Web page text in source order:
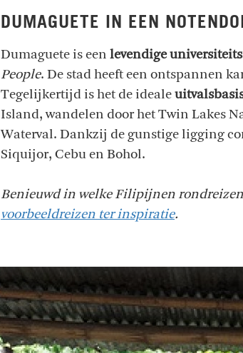
DUMAGUETE IN EEN
Dumaguete is een levendige
People. De stad heeft een ontspannen
Tegelijkertijd is het de ideale
Island, wandelen door het Twin Lakes
Waterval. Dankzij de gunstige ligging
Siquijor, Cebu en Bohol.
Benieuwd in welke Filipijnen
voorbeeldreizen ter inspiratie.